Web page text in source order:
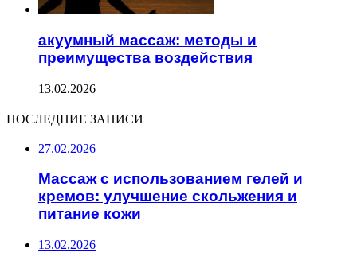
акуумный массаж: методы и
преимущества воздействия
13.02.2026
ПОСЛЕДНИЕ ЗАПИСИ
27.02.2026
Массаж с использованием гелей и
кремов: улучшение скольжения и
питание кожи
13.02.2026